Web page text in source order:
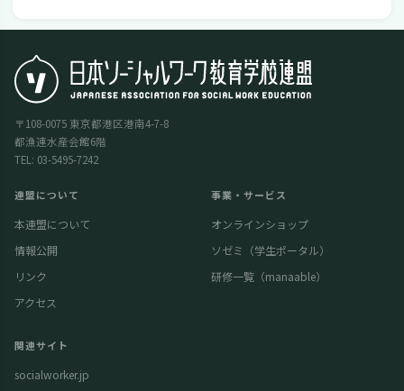
〒108-0075 東京都港区港南4-7-8
都漁連水産会館6階
TEL: 03-5495-7242
連盟について
本連盟について
情報公開
リンク
アクセス
事業・サービス
オンラインショップ
ソゼミ（学生ポータル）
研修一覧（manaable）
関連サイト
socialworker.jp